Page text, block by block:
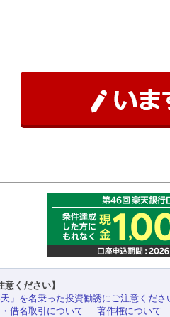
意ください】
天」を名乗った投資勧誘にご注意くださ
借名取引について
著作権について